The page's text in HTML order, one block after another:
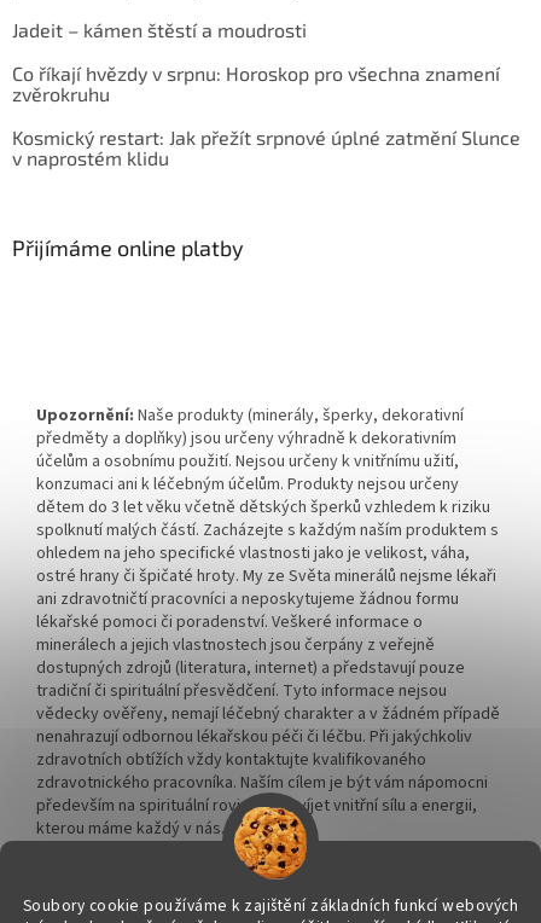
Soubory cookie používáme k zajištění základních funkcí webových
Jadeit – kámen štěstí a moudrosti
Co říkají hvězdy v srpnu: Horoskop pro všechna znamení
zvěrokruhu
Kosmický restart: Jak přežít srpnové úplné zatmění Slunce
v naprostém klidu
Přijímáme online platby
Upozornění: Naše produkty (minerály, šperky, dekorativní
předměty a doplňky) jsou určeny výhradně k dekorativním
účelům a osobnímu použití. Nejsou určeny k vnitřnímu užití,
konzumaci ani k léčebným účelům. Produkty nejsou určeny
dětem do 3 let věku včetně dětských šperků vzhledem k riziku
spolknutí malých částí. Zacházejte s každým naším produktem s
ohledem na jeho specifické vlastnosti jako je velikost, váha,
ostré hrany či špičaté hroty. My ze Světa minerálů nejsme lékaři
ani zdravotničtí pracovníci a neposkytujeme žádnou formu
lékařské pomoci či poradenství. Veškeré informace o
minerálech a jejich vlastnostech jsou čerpány z veřejně
dostupných zdrojů (literatura, internet) a představují pouze
tradiční či spirituální přesvědčení. Tyto informace nejsou
vědecky ověřeny, nemají léčebný charakter a v žádném případě
nenahrazují odbornou lékařskou péči či léčbu. Při jakýchkoliv
zdravotních obtížích vždy kontaktujte kvalifikovaného
zdravotnického pracovníka. Naším cílem je být vám nápomocni
především na spirituální rovině a rozvíjet vnitřní sílu a energii,
kterou máme každý v nás.